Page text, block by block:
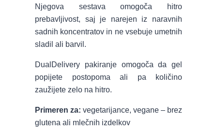
Njegova sestava omogoča hitro
prebavljivost, saj je narejen iz naravnih
sadnih koncentratov in ne vsebuje umetnih
sladil ali barvil.
DualDelivery pakiranje omogoča da gel
popijete postopoma ali pa količino
zaužijete zelo na hitro.
Primeren za: vegetarijance, vegane – brez
glutena ali mlečnih izdelkov